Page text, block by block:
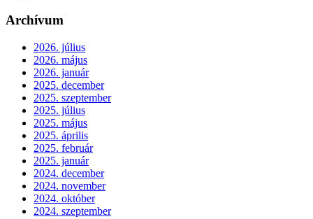
Archívum
2026. július
2026. május
2026. január
2025. december
2025. szeptember
2025. július
2025. május
2025. április
2025. február
2025. január
2024. december
2024. november
2024. október
2024. szeptember